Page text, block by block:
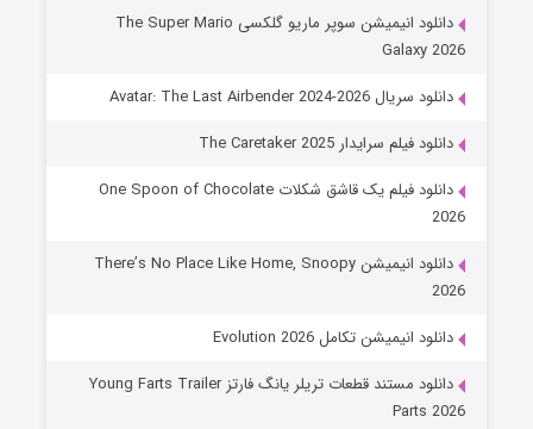
دانلود انیمیشن سوپر ماریو گلکسی The Super Mario
Galaxy 2026
دانلود سریال Avatar: The Last Airbender 2024-2026
دانلود فیلم سرایدار The Caretaker 2025
دانلود فیلم یک قاشق شکلات One Spoon of Chocolate
2026
دانلود انیمیشن There’s No Place Like Home, Snoopy
2026
دانلود انیمیشن تکامل Evolution 2026
دانلود مستند قطعات تریلر یانگ فارتز Young Farts Trailer
Parts 2026